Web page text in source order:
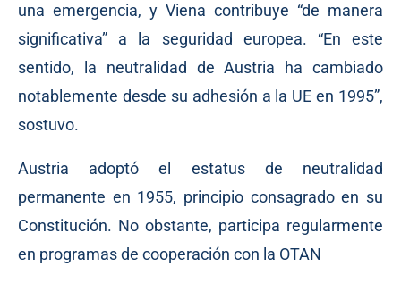
una emergencia, y Viena contribuye “de manera
significativa” a la seguridad europea. “En este
sentido, la neutralidad de Austria ha cambiado
notablemente desde su adhesión a la UE en 1995”,
sostuvo.
Austria adoptó el estatus de neutralidad
permanente en 1955, principio consagrado en su
Constitución. No obstante, participa regularmente
en programas de cooperación con la OTAN